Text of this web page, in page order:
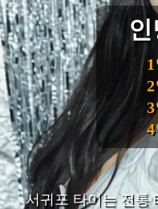
서귀포 타이는 전통